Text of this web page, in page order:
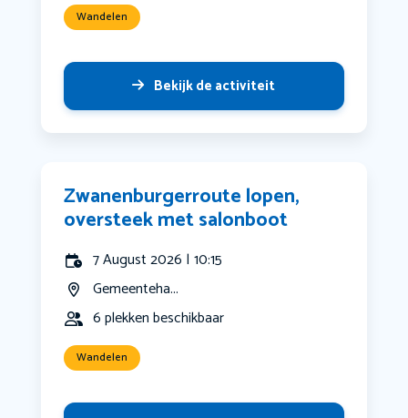
Wandelen
Bekijk de activiteit
Zwanenburgerroute lopen,
oversteek met salonboot
7 August 2026 | 10:15
Gemeenteha...
6 plekken beschikbaar
Wandelen